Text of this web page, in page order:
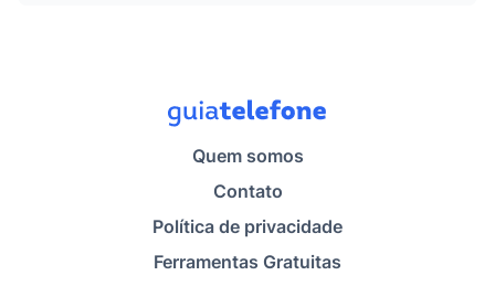
Quem somos
Contato
Política de privacidade
Ferramentas Gratuitas